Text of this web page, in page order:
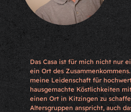
Das Casa ist für mich nicht nur
ein Ort des
meine Leidenschaft für
hausgemachte Köstlichkeiten
einen Ort in Kitzingen zu
Altersgruppen anspricht, auch